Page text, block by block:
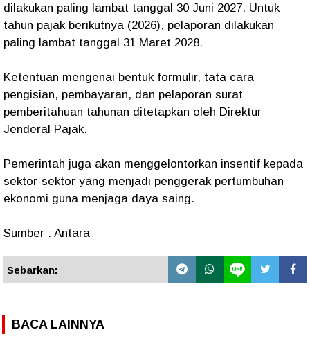
dilakukan paling lambat tanggal 30 Juni 2027. Untuk
tahun pajak berikutnya (2026), pelaporan dilakukan
paling lambat tanggal 31 Maret 2028.
Ketentuan mengenai bentuk formulir, tata cara
pengisian, pembayaran, dan pelaporan surat
pemberitahuan tahunan ditetapkan oleh Direktur
Jenderal Pajak.
Pemerintah juga akan menggelontorkan insentif kepada
sektor-sektor yang menjadi penggerak pertumbuhan
ekonomi guna menjaga daya saing.
Sumber : Antara
Sebarkan:
BACA LAINNYA